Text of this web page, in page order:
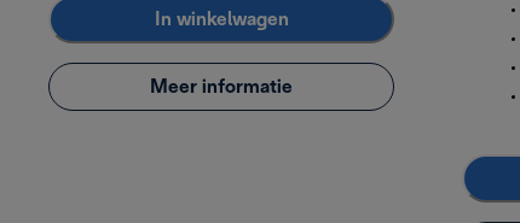
In winkelwagen
Meer informatie